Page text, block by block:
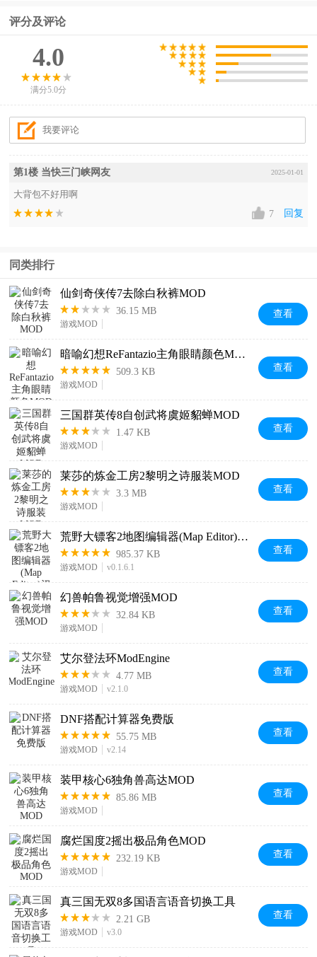
评分及评论
4.0
满分5.0分
第1楼 当快三门峡网友 2025-01-01
大背包不好用啊
7
回复
同类排行
仙剑奇侠传7去除白秋裤MOD
36.15 MB
游戏MOD
查看
暗喻幻想ReFantazio主角眼睛颜色MOD
509.3 KB
游戏MOD
查看
三国群英传8自创武将虞姬貂蝉MOD
1.47 KB
游戏MOD
查看
莱莎的炼金工房2黎明之诗服装MOD
3.3 MB
游戏MOD
查看
荒野大镖客2地图编辑器(Map Editor)汉化版
985.37 KB
游戏MOD v0.1.6.1
查看
幻兽帕鲁视觉增强MOD
32.84 KB
游戏MOD
查看
艾尔登法环ModEngine
4.77 MB
游戏MOD v2.1.0
查看
DNF搭配计算器免费版
55.75 MB
游戏MOD v2.14
查看
装甲核心6独角兽高达MOD
85.86 MB
游戏MOD
查看
腐烂国度2摇出极品角色MOD
232.19 KB
游戏MOD
查看
真三国无双8多国语言语音切换工具
2.21 GB
游戏MOD v3.0
查看